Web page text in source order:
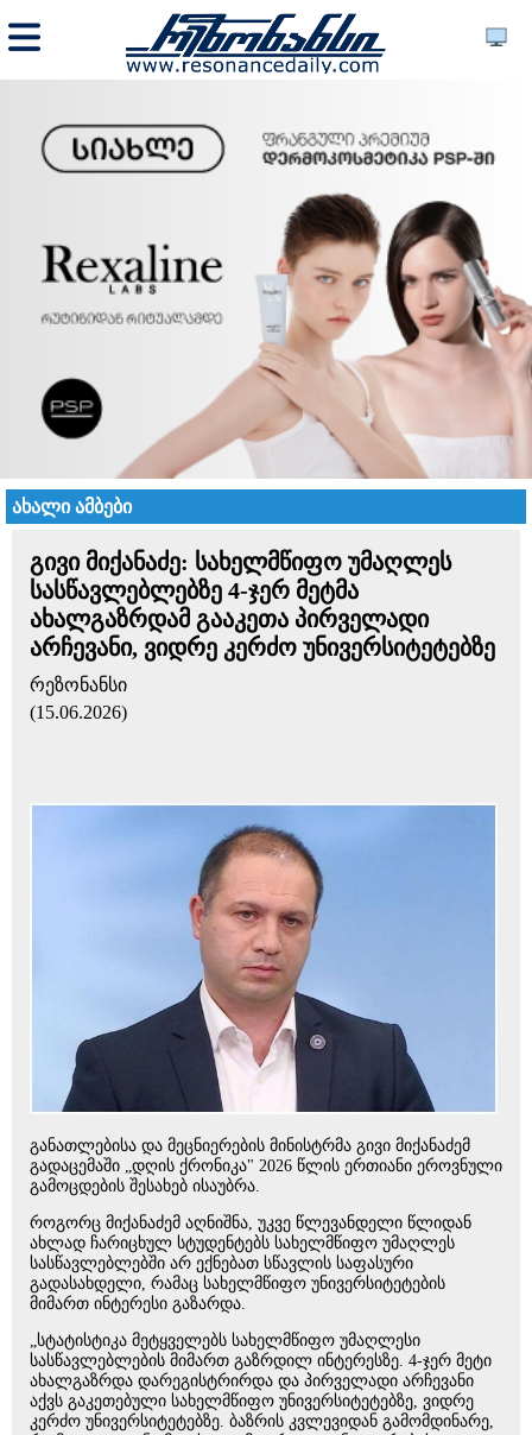
ახალი ამბები
გივი მიქანაძე: სახელმწიფო უმაღლეს
სასწავლებლებზე 4-ჯერ მეტმა
ახალგაზრდამ გააკეთა პირველადი
არჩევანი, ვიდრე კერძო უნივერსიტეტებზე
რეზონანსი
(15.06.2026)
განათლებისა და მეცნიერების მინისტრმა გივი მიქანაძემ
გადაცემაში „დღის ქრონიკა" 2026 წლის ერთიანი ეროვნული
გამოცდების შესახებ ისაუბრა.
როგორც მიქანაძემ აღნიშნა, უკვე წლევანდელი წლიდან
ახლად ჩარიცხულ სტუდენტებს სახელმწიფო უმაღლეს
სასწავლებლებში არ ექნებათ სწავლის საფასური
გადასახდელი, რამაც სახელმწიფო უნივერსიტეტების
მიმართ ინტერესი გაზარდა.
„სტატისტიკა მეტყველებს სახელმწიფო უმაღლესი
სასწავლებლების მიმართ გაზრდილ ინტერესზე. 4-ჯერ მეტი
ახალგაზრდა დარეგისტრირდა და პირველადი არჩევანი
აქვს გაკეთებული სახელმწიფო უნივერსიტეტებზე, ვიდრე
კერძო უნივერსიტეტებზე. ბაზრის კვლევიდან გამომდინარე,